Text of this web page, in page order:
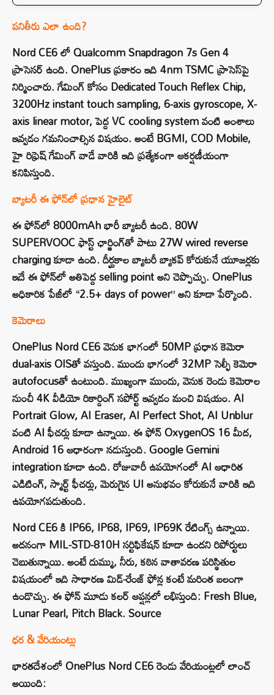
పనితీరు ఎలా ఉంది?
Nord CE6 లో Qualcomm Snapdragon 7s Gen 4
ప్రాసెసర్ ఉంది. OnePlus ప్రకారం ఇది 4nm TSMC ప్రాసెస్‌పై
నిర్మించారు. గేమింగ్ కోసం Dedicated Touch Reflex Chip,
3200Hz instant touch sampling, 6-axis gyroscope, X-
axis linear motor, పెద్ద VC cooling system వంటి అంశాలు
ఇవ్వడం గమనించాల్సిన విషయం. అంటే BGMI, COD Mobile,
హై రిఫ్రెష్ గేమింగ్ వాడే వారికి ఇది ప్రత్యేకంగా ఆకర్షణీయంగా
కనిపిస్తుంది.
బ్యాటరీ ఈ ఫోన్‌లో ప్రధాన హైలైట్
ఈ ఫోన్‌లో 8000mAh భారీ బ్యాటరీ ఉంది. 80W
SUPERVOOC ఫాస్ట్ ఛార్జింగ్‌తో పాటు 27W wired reverse
charging కూడా ఉంది. దీర్ఘకాల బ్యాటరీ బ్యాకప్ కోరుకునే యూజర్లకు
ఇదే ఈ ఫోన్‌లో అతిపెద్ద selling point అని చెప్పొచ్చు. OnePlus
అధికారిక పేజీలో “2.5+ days of power” అని కూడా పేర్కొంది.
కెమెరాలు
OnePlus Nord CE6 వెనుక భాగంలో 50MP ప్రధాన కెమెరా
dual-axis OIS‌తో వస్తుంది. ముందు భాగంలో 32MP సెల్ఫీ కెమెరా
autofocus‌తో ఉంటుంది. ముఖ్యంగా ముందు, వెనుక రెండు కెమెరాల
నుంచీ 4K వీడియో రికార్డింగ్ సపోర్ట్ ఇవ్వడం మంచి విషయం. AI
Portrait Glow, AI Eraser, AI Perfect Shot, AI Unblur
వంటి AI ఫీచర్లు కూడా ఉన్నాయి. ఈ ఫోన్ OxygenOS 16 మీద,
Android 16 ఆధారంగా నడుస్తుంది. Google Gemini
integration కూడా ఉంది. రోజువారీ ఉపయోగంలో AI ఆధారిత
ఎడిటింగ్, స్మార్ట్ ఫీచర్లు, మెరుగైన UI అనుభవం కోరుకునే వారికి ఇది
ఉపయోగపడుతుంది.
Nord CE6 కి IP66, IP68, IP69, IP69K రేటింగ్స్ ఉన్నాయి.
అదనంగా MIL-STD-810H సర్టిఫికేషన్ కూడా ఉందని రిపోర్టులు
చెబుతున్నాయి. అంటే దుమ్ము, నీరు, కఠిన వాతావరణ పరిస్థితుల
విషయంలో ఇది సాధారణ మిడ్-రేంజ్ ఫోన్ల కంటే మరింత బలంగా
ఉండొచ్చు. ఈ ఫోన్ మూడు కలర్ ఆప్షన్లలో లభిస్తుంది: Fresh Blue,
Lunar Pearl, Pitch Black. Source
ధర & వేరియంట్లు
భారతదేశంలో OnePlus Nord CE6 రెండు వేరియంట్లలో లాంచ్
అయింది: